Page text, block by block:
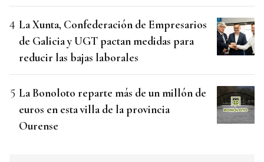
La Xunta, Confederación de Empresarios
de Galicia y UGT pactan medidas para
reducir las bajas laborales
La Bonoloto reparte más de un millón de
euros en esta villa de la provincia
Ourense